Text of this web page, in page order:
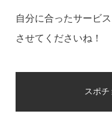
自分に合ったサービ
させてくださいね！
スポ